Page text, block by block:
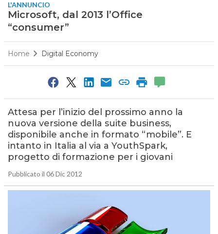
L'ANNUNCIO
Microsoft, dal 2013 l’Office
“consumer”
Home Digital Economy
Attesa per l’inizio del prossimo anno la
nuova versione della suite business,
disponibile anche in formato “mobile”. E
intanto in Italia al via a YouthSpark,
progetto di formazione per i giovani
Pubblicato il 06 Dic 2012